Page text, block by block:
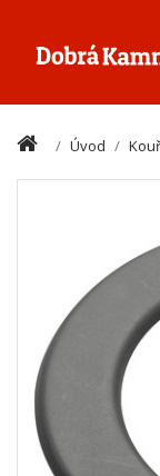
Úvod